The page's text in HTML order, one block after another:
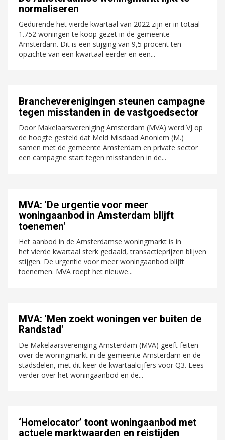
normaliseren
Gedurende het vierde kwartaal van 2022 zijn er in totaal
1.752 woningen te koop gezet in de gemeente
Amsterdam. Dit is een stijging van 9,5 procent ten
opzichte van een kwartaal eerder en een...
Brancheverenigingen steunen campagne
tegen misstanden in de vastgoedsector
Door Makelaarsvereniging Amsterdam (MVA) werd VJ op
de hoogte gesteld dat Meld Misdaad Anoniem (M.)
samen met de gemeente Amsterdam en private sector
een campagne start tegen misstanden in de...
MVA: 'De urgentie voor meer
woningaanbod in Amsterdam blijft
toenemen'
Het aanbod in de Amsterdamse woningmarkt is in
het vierde kwartaal sterk gedaald, transactieprijzen blijven
stijgen. De urgentie voor meer woningaanbod blijft
toenemen. MVA roept het nieuwe...
MVA: 'Men zoekt woningen ver buiten de
Randstad'
De Makelaarsvereniging Amsterdam (MVA) geeft feiten
over de woningmarkt in de gemeente Amsterdam en de
stadsdelen, met dit keer de kwartaalcijfers voor Q3. Lees
verder over het woningaanbod en de...
‘Homelocator’ toont woningaanbod met
actuele marktwaarden en reistijden